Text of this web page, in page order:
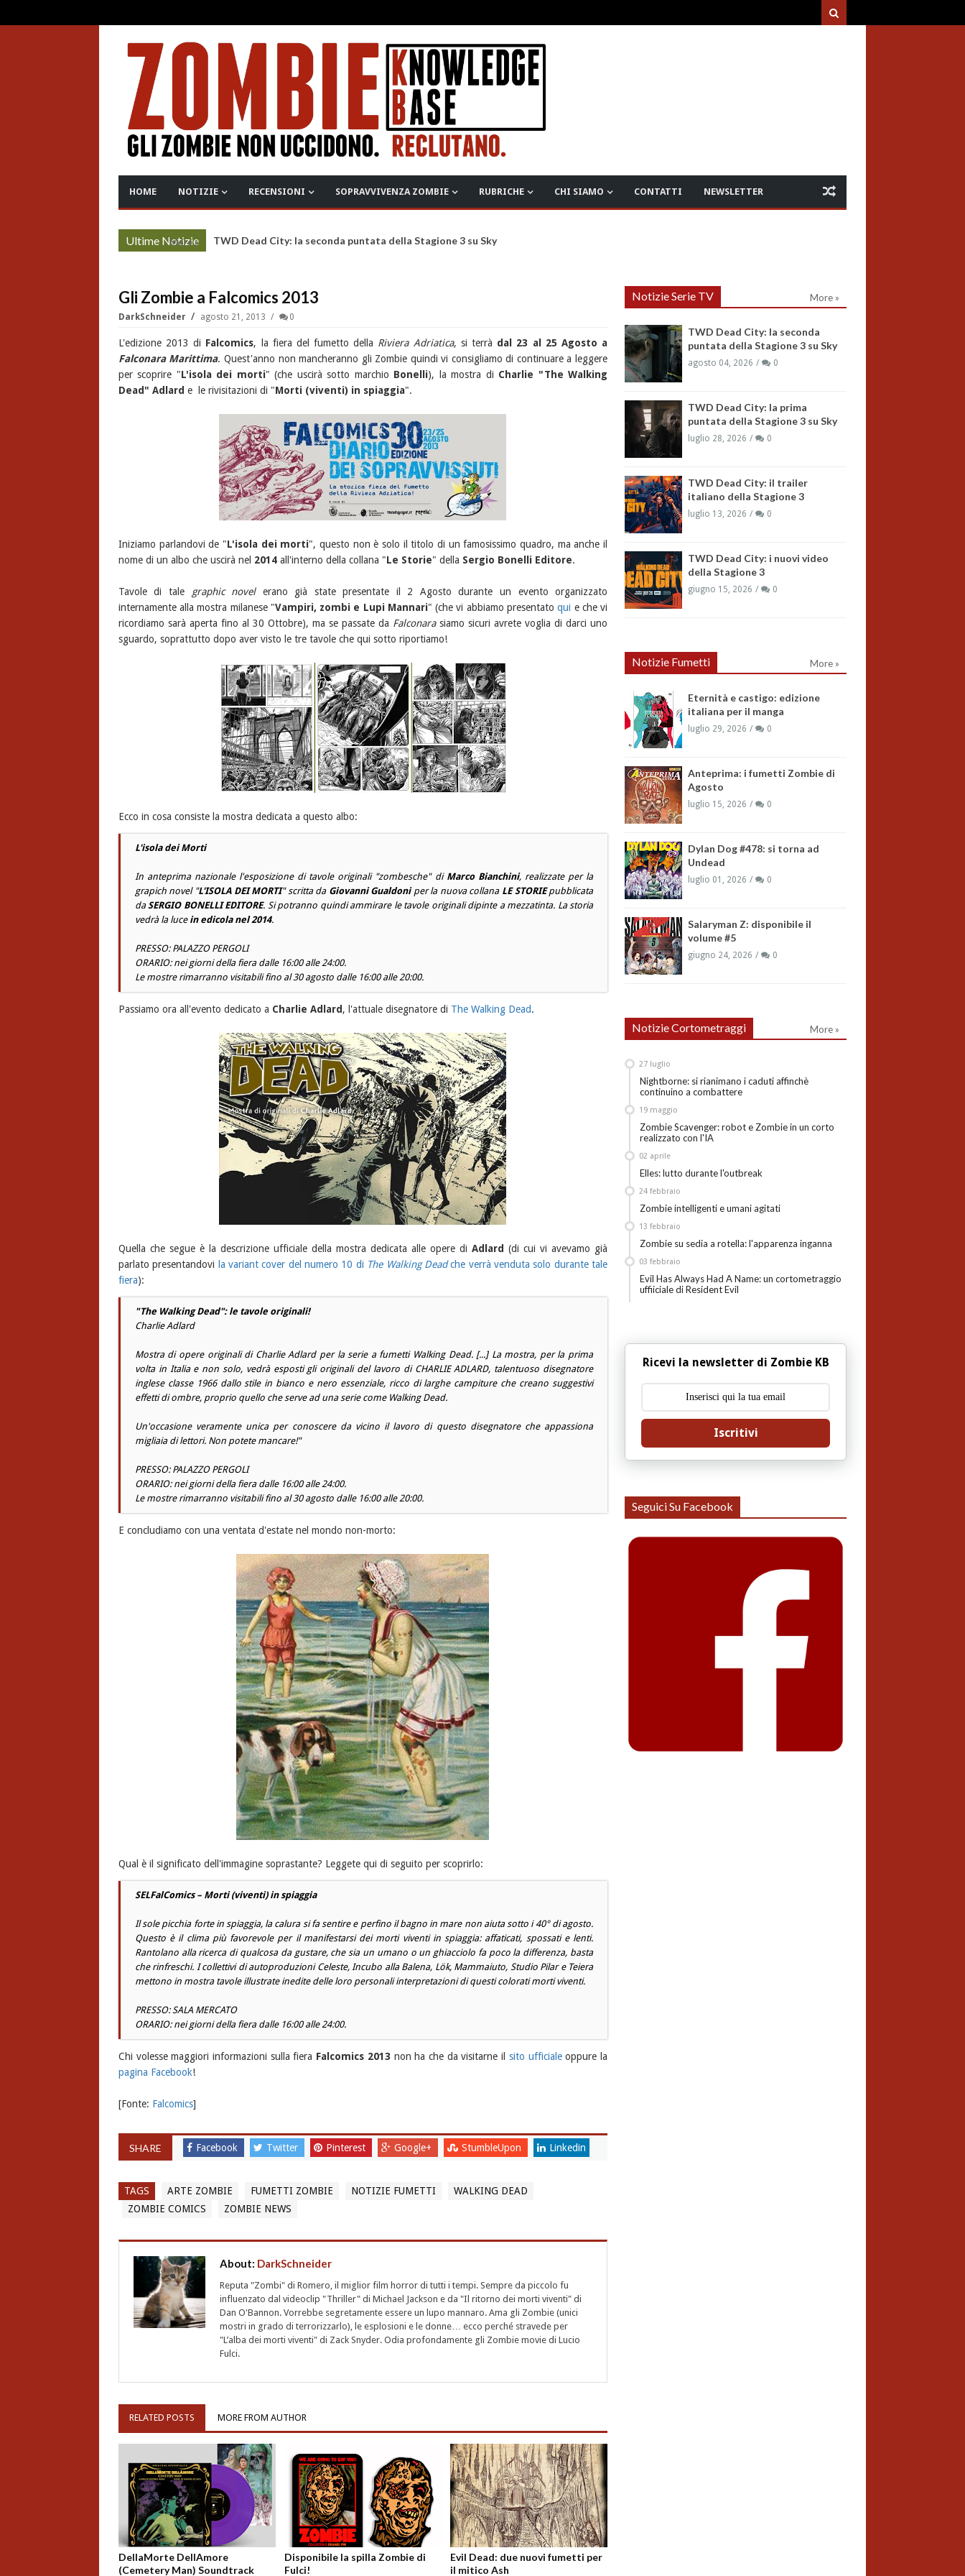
HOME NOTIZIE RECENSIONI SOPRAVVIVENZA ZOMBIE RUBRICHE CHI SIAMO CONTATTI NEWSLETTER
Ultime Notizie
More » TWD Dead City: la seconda puntata della Stagione 3 su Sky
Gli Zombie a Falcomics 2013
DarkSchneider agosto 21, 2013 0
L'edizione 2013 di Falcomics, la fiera del fumetto della Riviera Adriatica, si terrà dal 23 al 25 Agosto a
Falconara Marittima. Quest'anno non mancheranno gli Zombie quindi vi consigliamo di continuare a leggere
per scoprire "L'isola dei morti" (che uscirà sotto marchio Bonelli), la mostra di Charlie "The Walking
Dead" Adlard e le rivisitazioni di "Morti (viventi) in spiaggia".
Iniziamo parlandovi de "L'isola dei morti", questo non è solo il titolo di un famosissimo quadro, ma anche il
nome di un albo che uscirà nel 2014all'interno della collana "Le Storie" della Sergio Bonelli Editore.
Tavole di tale graphic novelerano già state presentate il 2 Agosto durante un evento organizzato
internamente alla mostra milanese "Vampiri, zombi e Lupi Mannari" (che vi abbiamo presentatoqui e che vi
ricordiamo sarà aperta fino al 30 Ottobre), ma se passate da Falconarasiamo sicuri avrete voglia di darci uno
sguardo, soprattutto dopo aver visto le tre tavole che qui sotto riportiamo!
Ecco in cosa consiste la mostra dedicata a questo albo:
L'isola dei Morti
In anteprima nazionale l'esposizione di tavole originali "zombesche" di Marco Bianchini, realizzate per la
grapich novel "L'ISOLA DEI MORTI" scritta da Giovanni Gualdoniper la nuova collana LE STORIEpubblicata
daSERGIO BONELLI EDITORE. Si potranno quindi ammirare le tavole originali dipinte a mezzatinta. La storia
vedrà la luce in edicola nel 2014.
PRESSO: PALAZZO PERGOLI
ORARIO: nei giorni della fiera dalle 16:00 alle 24:00.
Le mostre rimarranno visitabili fino al 30 agosto dalle 16:00 alle 20:00.
Passiamo ora all'evento dedicato a Charlie Adlard , l'attuale disegnatore di The Walking Dead.
Quella che segue è la descrizione ufficiale della mostra dedicata alle opere di Adlard (di cui vi avevamo già
parlato presentandovi la variant cover del numero 10 di The Walking Deadche verrà venduta solo durante tale
fiera):
"The Walking Dead": le tavole originali!
Charlie Adlard
Mostra di opere originali di Charlie Adlardper la serie a fumetti Walking Dead. [...] La mostra, per la prima
volta in Italia e non solo, vedrà esposti gli originali del lavoro di CHARLIE ADLARD, talentuoso disegnatore
inglese classe 1966 dallo stile in bianco e nero essenziale, ricco di larghe campiture che creano suggestivi
effetti di ombre, proprio quello che serve ad una serie come Walking Dead.
Un'occasione veramente unica per conoscere da vicino il lavoro di questo disegnatore che appassiona
migliaia di lettori. Non potete mancare!"
PRESSO: PALAZZO PERGOLI
ORARIO: nei giorni della fiera dalle 16:00 alle 24:00.
Le mostre rimarranno visitabili fino al 30 agosto dalle 16:00 alle 20:00.
E concludiamo con una ventata d'estate nel mondo non-morto:
Qual è il significato dell'immagine soprastante? Leggete qui di seguito per scoprirlo:
SELFalComics – Morti (viventi) in spiaggia
Il sole picchia forte in spiaggia, la calura si fa sentire e perfino il bagno in mare non aiuta sotto i 40° di agosto.
Questo è il clima più favorevole per il manifestarsi dei morti viventi in spiaggia: affaticati, spossati e lenti.
Rantolano alla ricerca di qualcosa da gustare, che sia un umano o un ghiacciolo fa poco la differenza, basta
che rinfreschi. I collettivi di autoproduzioni Celeste,Incubo alla Balena, Lök, Mammaiuto, Studio Pilare Teiera
mettono in mostra tavole illustrate inedite delle loro personali interpretazioni di questi colorati morti viventi.
PRESSO: SALA MERCATO
ORARIO: nei giorni della fiera dalle 16:00 alle 24:00.
Chi volesse maggiori informazioni sulla fiera Falcomics 2013 non ha che da visitarne il sito ufficialeoppure la
pagina Facebook!
[Fonte: Falcomics]
SHARE Facebook Twitter Pinterest Google+ StumbleUpon Linkedin
TAGS ARTE ZOMBIE FUMETTI ZOMBIE NOTIZIE FUMETTI
WALKING DEAD
ZOMBIE COMICS
ZOMBIE NEWS
About: DarkSchneider
Reputa "Zombi" di Romero, il miglior film horror di tutti i tempi. Sempre da piccolo fu
influenzato dal videoclip "Thriller" di Michael Jackson e da "Il ritorno dei morti viventi" di
Dan O'Bannon. Vorrebbe segretamente essere un lupo mannaro. Ama gli Zombie (unici
mostri in grado di terrorizzarlo), le esplosioni e le donne… ecco perché stravede per
"L’alba dei morti viventi" di Zack Snyder. Odia profondamente gli Zombie movie di Lucio
Fulci.
RELATED POSTS MORE FROM AUTHOR
DellaMorte DellAmore
(Cemetery Man) Soundtrack
Disponibile la spilla Zombie di
Fulci!
Evil Dead: due nuovi fumetti per
il mitico Ash
Notizie Serie TV More »
TWD Dead City: la seconda
puntata della Stagione 3 su Sky
agosto 04, 2026 0
TWD Dead City: la prima
puntata della Stagione 3 su Sky
luglio 28, 2026 0
TWD Dead City: il trailer
italiano della Stagione 3
luglio 13, 2026 0
TWD Dead City: i nuovi video
della Stagione 3
giugno 15, 2026 0
Notizie Fumetti More »
Eternità e castigo: edizione
italiana per il manga
luglio 29, 2026 0
Anteprima: i fumetti Zombie di
Agosto
luglio 15, 2026 0
Dylan Dog #478: si torna ad
Undead
luglio 01, 2026 0
Salaryman Z: disponibile il
volume #5
giugno 24, 2026 0
Notizie Cortometraggi More »
Nightborne: si rianimano i caduti affinchè
continuino a combattere
27 luglio
Zombie Scavenger: robot e Zombie in un corto
realizzato con l'IA
19 maggio
Elles: lutto durante l'outbreak
02 aprile
Zombie intelligenti e umani agitati
24 febbraio
Zombie su sedia a rotella: l'apparenza inganna
13 febbraio
Evil Has Always Had A Name: un cortometraggio
uffiiciale di Resident Evil
03 febbraio
Ricevi la newsletter di Zombie KB
Iscritivi
Seguici Su Facebook